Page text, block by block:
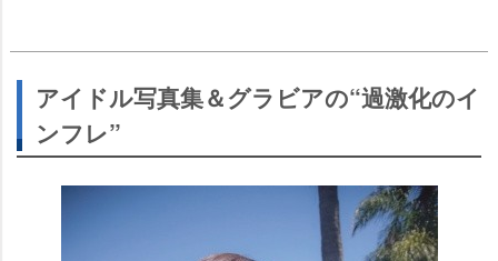
アイドル写真集＆グラビアの“過激化のイ
ンフレ”